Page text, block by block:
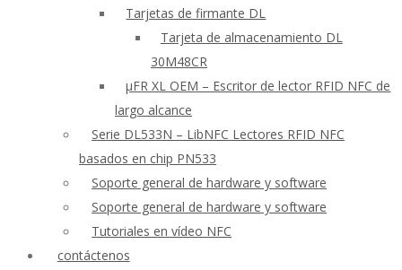
Tarjetas de firmante DL
Tarjeta de almacenamiento DL
30M48CR
μFR XL OEM – Escritor de lector RFID NFC de
largo alcance
Serie DL533N – LibNFC Lectores RFID NFC
basados en chip PN533
Soporte general de hardware y software
Soporte general de hardware y software
Tutoriales en vídeo NFC
contáctenos